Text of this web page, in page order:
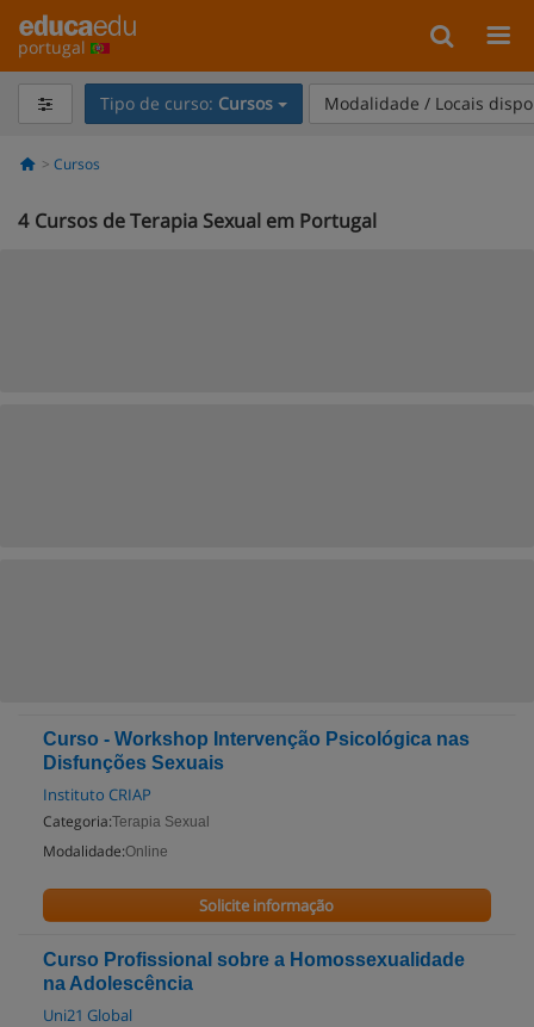
portugal
Tipo de curso: Cursos Modalidade / Locais
Cursos
4 Cursos de Terapia Sexual em Portugal
Curso - Workshop Intervenção Psicológica nas
Disfunções Sexuais
Instituto CRIAP
Categoria:Terapia Sexual
Modalidade:Online
Solicite informação
Curso Profissional sobre a Homossexualidade
na Adolescência
Uni21 Global